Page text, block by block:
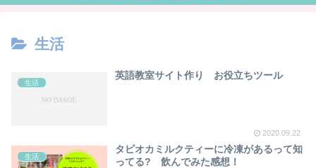
生活
生活
英語教室サイト作り お役立ちツール
2020.09.22
生活
タピオカミルクティーに冷凍があるって知
ってる? 飲んでみた感想！